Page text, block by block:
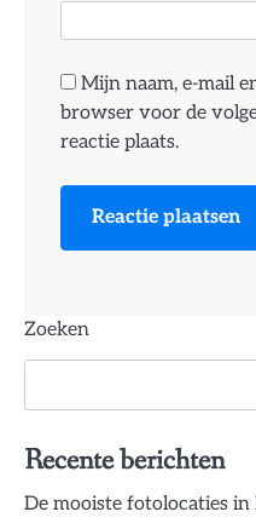
Mijn naam, e-mail
browser voor de
reactie plaats.
Zoeken
Recente berichten
De mooiste fotolocaties